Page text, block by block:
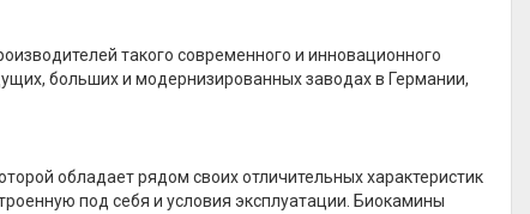
такого современного и инновационного
больших и модернизированных заводах в Германии,
обладает рядом своих отличительных характеристик
под себя и условия эксплуатации. Биокамины